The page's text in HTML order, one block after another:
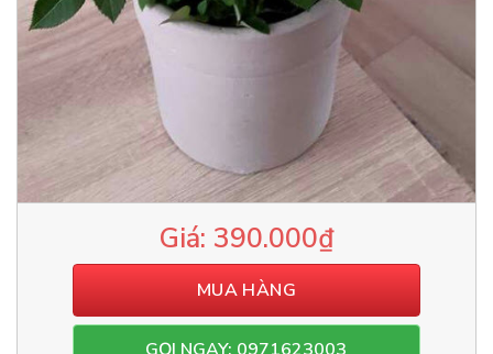
390.000₫
MUA HÀNG